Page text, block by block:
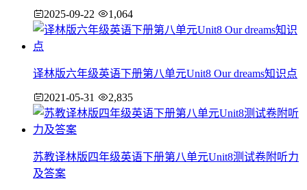
2025-09-22 1,064
译林版六年级英语下册第八单元Unit8 Our dreams知识点
2021-05-31 2,835
苏教译林版四年级英语下册第八单元Unit8测试卷附听力
及答案